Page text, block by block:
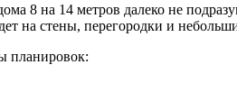
8 на 14 метров далеко не
на стены, перегородки и
планировок: